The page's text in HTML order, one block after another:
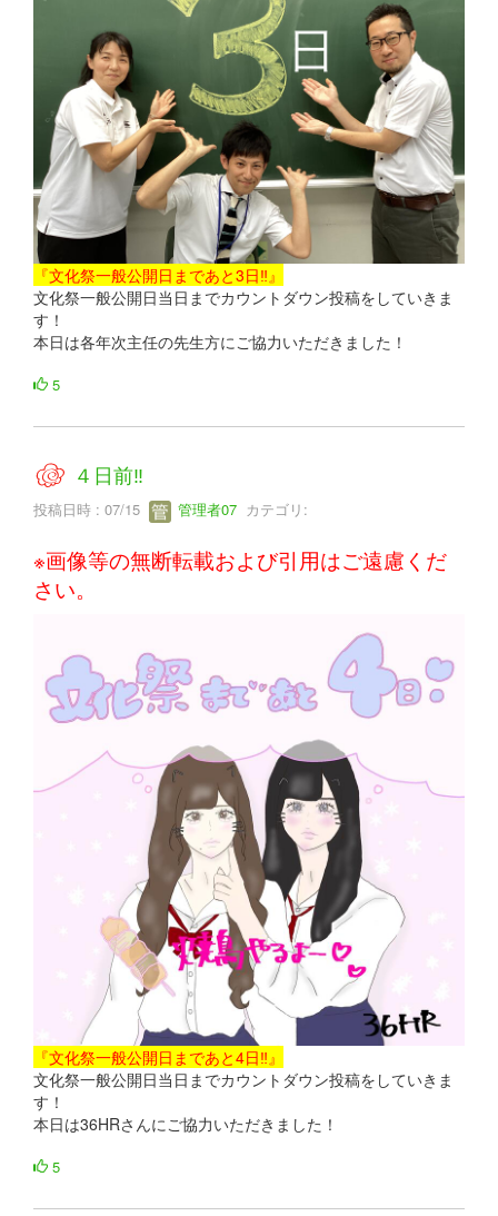
『文化祭一般公開日まであと3日‼』
文化祭一般公開日当日までカウントダウン投稿をしていきま
す！
本日は各年次主任の先生方にご協力いただきました！
5
４日前‼
投稿日時 : 07/15 管理者07 カテゴリ:
※画像等の無断転載および引用はご遠慮くだ
さい。
『文化祭一般公開日まであと4日‼』
文化祭一般公開日当日までカウントダウン投稿をしていきま
す！
本日は36HRさんにご協力いただきました！
5